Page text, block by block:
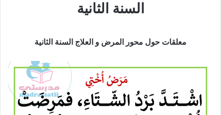
السنة الثانية
معلقات حول محور المرض و العلاج السنة الثانية